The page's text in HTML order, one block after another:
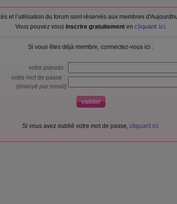
et l’utilisation du forum sont réservés aux membres
Vous pouvez vous inscrire gratuitementen cliquant ici.
Si vous êtes déjà membre, connectez-vous ici :
votre pseudo :
votre mot de passe :
(envoyé par email)
Si vous avez oublié votre mot de passe, cliquant ici.